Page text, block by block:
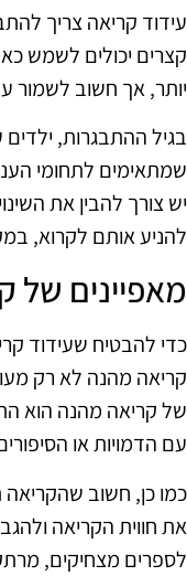
עידוד קריאה צריך
קצרים יכולים לשמש
יותר, אך חשוב לשמור
בגיל ההתבגרות,
שמתאימים לתחומי
יש צורך להבין את
להניע אותם לקרוא,
מאפיינים של
כדי להבטיח שעידוד
קריאה מהנה לא רק
של קריאה מהנה הוא
עם הדמויות או
כמו כן, חשוב שהקריאה
את חווית הקריאה
לספרים מצחיקים,